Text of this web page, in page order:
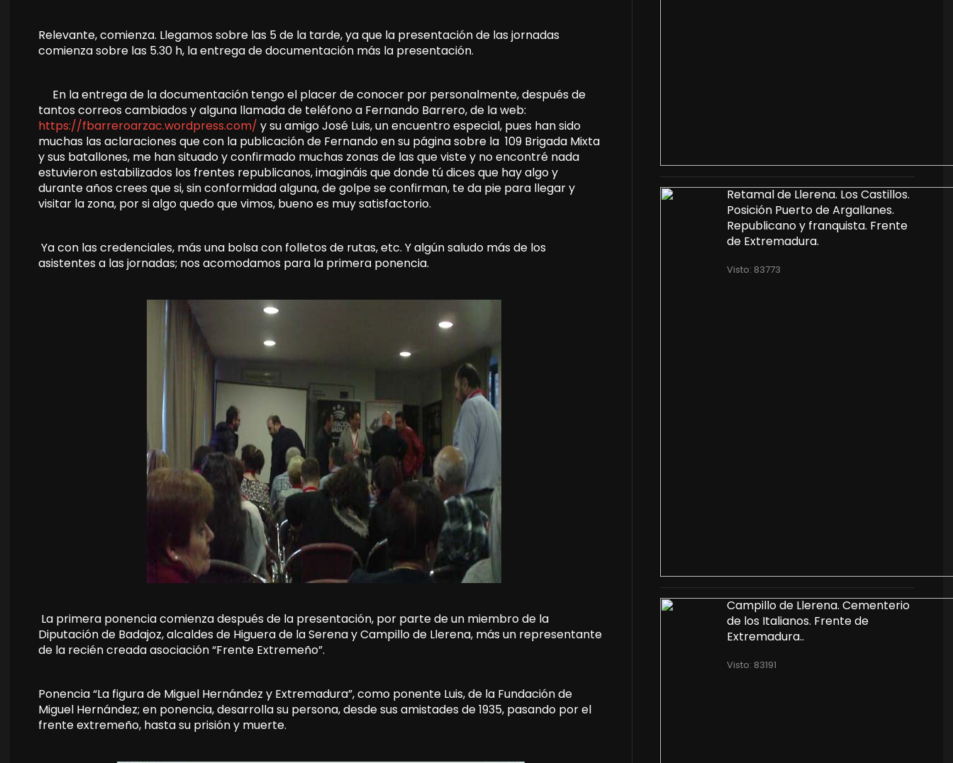
Relevante, comienza. Llegamos sobre las 5 de la tarde, ya que la presentación de las jornadas
comienza sobre las 5.30 h, la entrega de documentación más la presentación.
En la entrega de la documentación tengo el placer de conocer por personalmente, después de
tantos correos cambiados y alguna llamada de teléfono a Fernando Barrero, de la web:
https://fbarreroarzac.wordpress.com/ y su amigo José Luis, un encuentro especial, pues han sido
muchas las aclaraciones que con la publicación de Fernando en su página sobre la 109 Brigada Mixta
y sus batallones, me han situado y confirmado muchas zonas de las que viste y no encontré nada
estuvieron estabilizados los frentes republicanos, imagináis que donde tú dices que hay algo y
durante años crees que si, sin conformidad alguna, de golpe se confirman, te da pie para llegar y
visitar la zona, por si algo quedo que vimos, bueno es muy satisfactorio.
Ya con las credenciales, más una bolsa con folletos de rutas, etc. Y algún saludo más de los
asistentes a las jornadas; nos acomodamos para la primera ponencia.
La primera ponencia comienza después de la presentación, por parte de un miembro de la
Diputación de Badajoz, alcaldes de Higuera de la Serena y Campillo de Llerena, más un representante
de la recién creada asociación “Frente Extremeño”.
Ponencia “La figura de Miguel Hernández y Extremadura”, como ponente Luis, de la Fundación de
Miguel Hernández; en ponencia, desarrolla su persona, desde sus amistades de 1935, pasando por el
frente extremeño, hasta su prisión y muerte.
Retamal de Llerena. Los Castillos.
Posición Puerto de Argallanes.
Republicano y franquista. Frente
de Extremadura.
Visto: 83773
Campillo de Llerena. Cementerio
de los Italianos. Frente de
Extremadura..
Visto: 83191